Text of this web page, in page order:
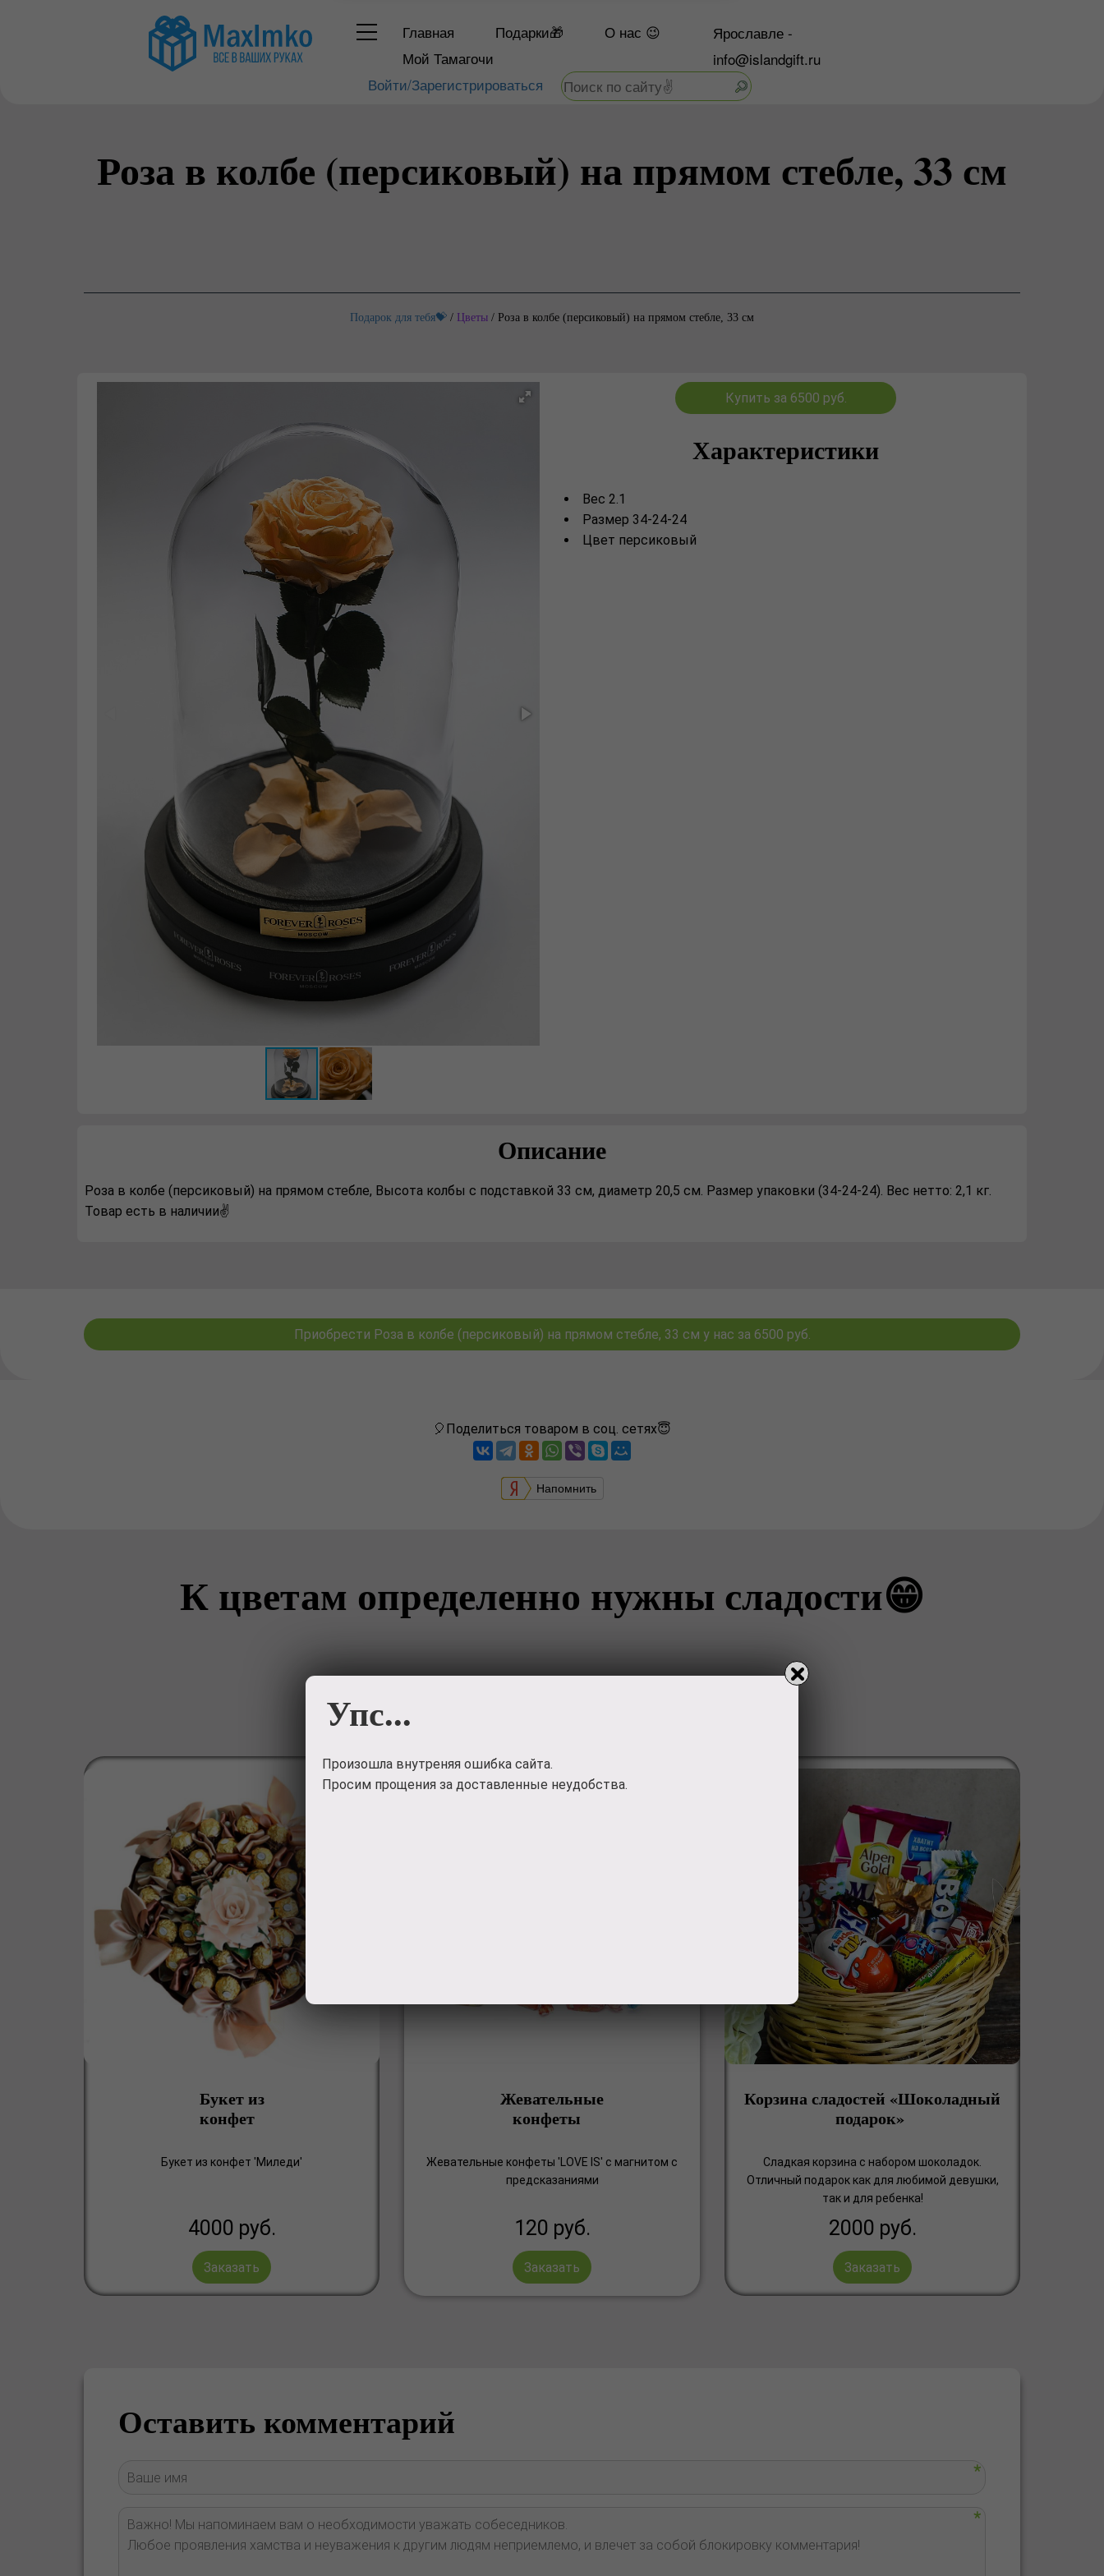
Главная Подарки🎁 О нас 😉
Мой Тамагочи
Ярославле -
info@islandgift.ru
Войти/Зарегистрироваться
Роза в колбе (персиковый) на прямом стебле, 33 см
Подарок для тебя💝 / Цветы / Роза в колбе (персиковый) на прямом стебле, 33 см
Купить за 6500 руб.
Характеристики
Вес 2.1
Размер 34-24-24
Цвет персиковый
Описание
Роза в колбе (персиковый) на прямом стебле, Высота колбы с подставкой 33 см, диаметр 20,5 см. Размер упаковки (34-24-24). Вес нетто: 2,1 кг.
Товар есть в наличии✌️
Приобрести Роза в колбе (персиковый) на прямом стебле, 33 см у нас за 6500 руб.
🎈Поделиться товаром в соц. сетях😇
Напомнить
К цветам определенно нужны сладости😁
Букет из
конфет
Букет из конфет 'Миледи'
4000 руб.
Заказать
Жевательные
конфеты
Жевательные конфеты 'LOVE IS' с магнитом c
предсказаниями
120 руб.
Заказать
Корзина сладостей «Шоколадный
подарок»
Сладкая корзина с набором шоколадок.
Отличный подарок как для любимой девушки,
так и для ребенка!
2000 руб.
Заказать
Оставить комментарий
Упс...
Произошла внутреняя ошибка сайта.
Просим прощения за доставленные неудобства.